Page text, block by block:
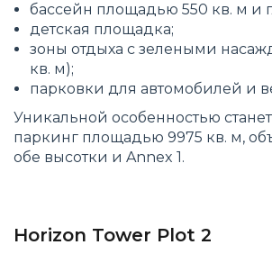
бассейн площадью 550 кв. м и
детская площадка;
зоны отдыха с зелеными
кв. м);
парковки для автомобилей и
Уникальной особенностью
паркинг площадью 9975 кв. м,
обе высотки и Annex 1.
Horizon Tower Plot 2